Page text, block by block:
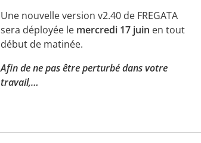
Une nouvelle version v2.40 de FREGATA
sera déployée le mercredi 17 juin en tout
début de matinée.
Afin de ne pas être perturbé dans votre
travail,…